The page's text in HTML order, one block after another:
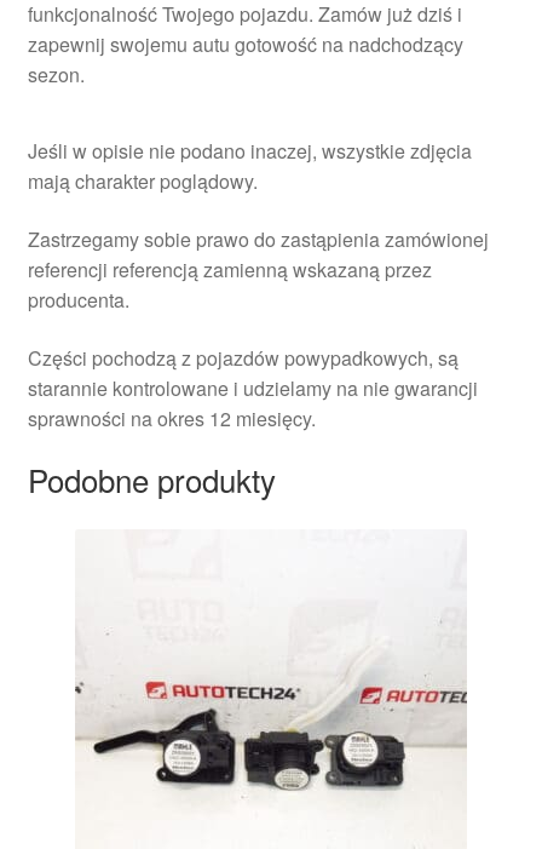
funkcjonalność Twojego pojazdu. Zamów już dziś i
zapewnij swojemu autu gotowość na nadchodzący
sezon.
Jeśli w opisie nie podano inaczej, wszystkie zdjęcia
mają charakter poglądowy.
Zastrzegamy sobie prawo do zastąpienia zamówionej
referencji referencją zamienną wskazaną przez
producenta.
Części pochodzą z pojazdów powypadkowych, są
starannie kontrolowane i udzielamy na nie gwarancji
sprawności na okres 12 miesięcy.
Podobne produkty